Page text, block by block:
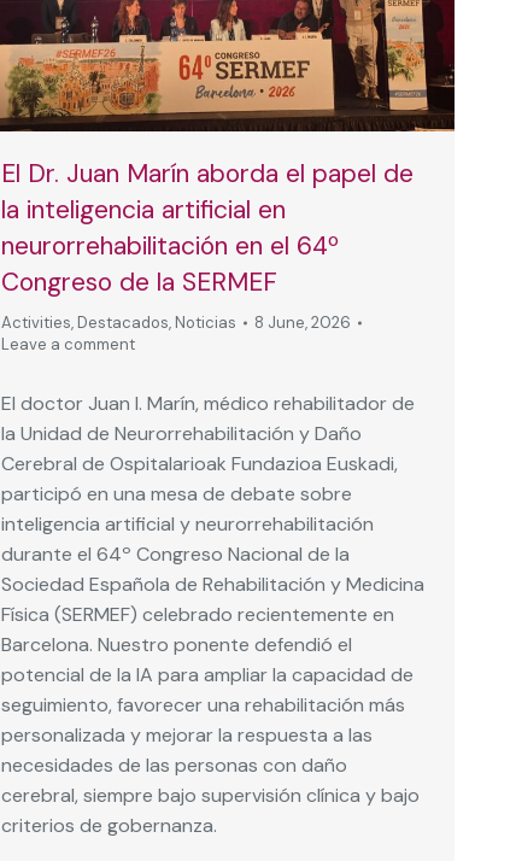
El Dr. Juan Marín aborda el papel de
la inteligencia artificial en
neurorrehabilitación en el 64º
Congreso de la SERMEF
Activities, Destacados, Noticias
8 June, 2026
Leave a comment
El doctor Juan I. Marín, médico rehabilitador de
la Unidad de Neurorrehabilitación y Daño
Cerebral de Ospitalarioak Fundazioa Euskadi,
participó en una mesa de debate sobre
inteligencia artificial y neurorrehabilitación
durante el 64º Congreso Nacional de la
Sociedad Española de Rehabilitación y Medicina
Física (SERMEF) celebrado recientemente en
Barcelona. Nuestro ponente defendió el
potencial de la IA para ampliar la capacidad de
seguimiento, favorecer una rehabilitación más
personalizada y mejorar la respuesta a las
necesidades de las personas con daño
cerebral, siempre bajo supervisión clínica y bajo
criterios de gobernanza.